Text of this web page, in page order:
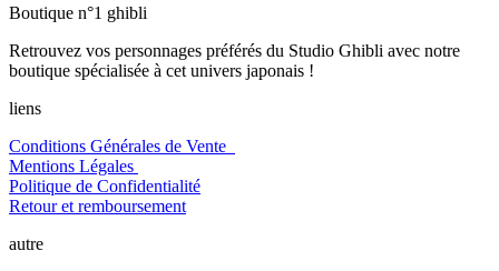
Boutique n°1 ghibli
Retrouvez vos personnages préférés du Studio Ghibli avec notre
boutique spécialisée à cet univers japonais !
liens
Conditions Générales de Vente
Mentions Légales
Politique de Confidentialité
Retour et remboursement
autre